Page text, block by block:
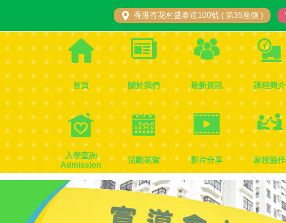
香港杏花村盛泰道100號 ( 第35座側 )
首頁 關於我們 最新資訊 課程簡介
入學查詢
Admission
活動花絮 影片分享 家校協作